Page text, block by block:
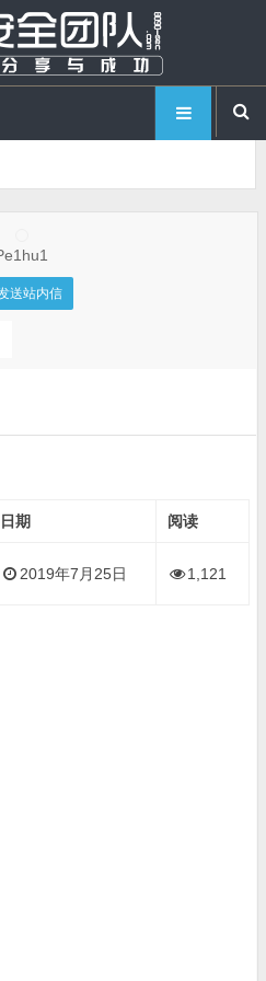
送站内信
日期 阅读
2019年7月25日 1,121